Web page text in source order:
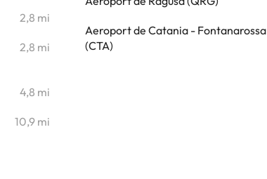
2,8 mi
2,8 mi
4,8 mi
10,9 mi
Aeroport de Catania - Fontanarossa
(CTA)